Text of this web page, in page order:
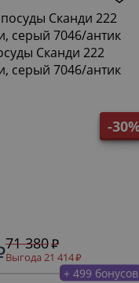
-30%
Сканди 222
глухие двери, серый 7046/антик
71 380
Выгода 21 414
+ 499 бонусов